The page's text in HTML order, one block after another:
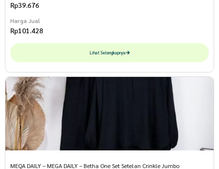
Rp39.676
Harga Jual
Rp101.428
Lihat Selengkapnya
MEQA DAILY – MEGA DAILY – Betha One Set Setelan Crinkle Jumbo